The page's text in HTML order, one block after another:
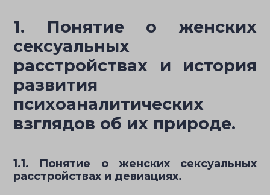
1. Понятие о женских
сексуальных
расстройствах и история
развития
психоаналитических
взглядов об их природе.
1.1. Понятие о женских сексуальных
расстройствах и девиациях.